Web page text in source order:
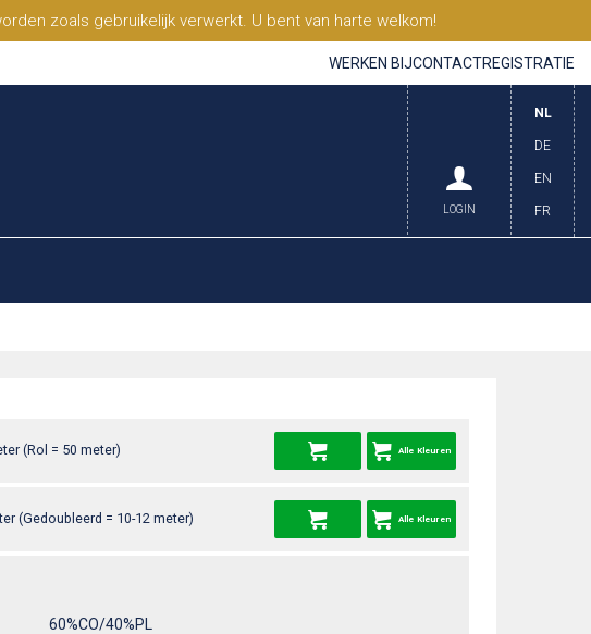
zoals gebruikelijk verwerkt. U bent van harte welkom!
WERKEN BIJCONTACTREGISTRATIE
NL
DE
EN
FR
LOGIN
(Rol = 50 meter) Alle Kleuren
(Gedoubleerd = 10-12 meter) Alle Kleuren
60%CO/40%PL